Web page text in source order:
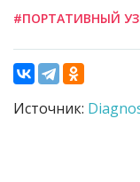
#ПОРТАТИВНЫЙ
Источник: